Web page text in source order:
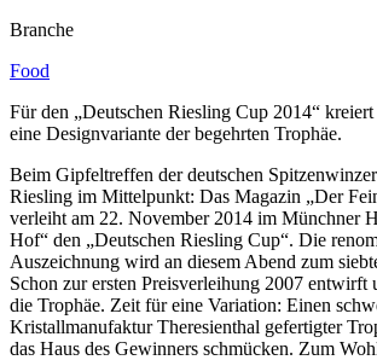
Branche
Food
Für den „Deutschen Riesling Cup 2014“
eine Designvariante der begehrten Trophäe.
Beim Gipfeltreffen der deutschen
Riesling im Mittelpunkt: Das Magazin „Der
verleiht am 22. November 2014 im Münchner
Hof“ den „Deutschen Riesling Cup“. Die
Auszeichnung wird an diesem Abend zum
Schon zur ersten Preisverleihung 2007
die Trophäe. Zeit für eine Variation: Einen
Kristallmanufaktur Theresienthal gefertigter
das Haus des Gewinners schmücken. Zum